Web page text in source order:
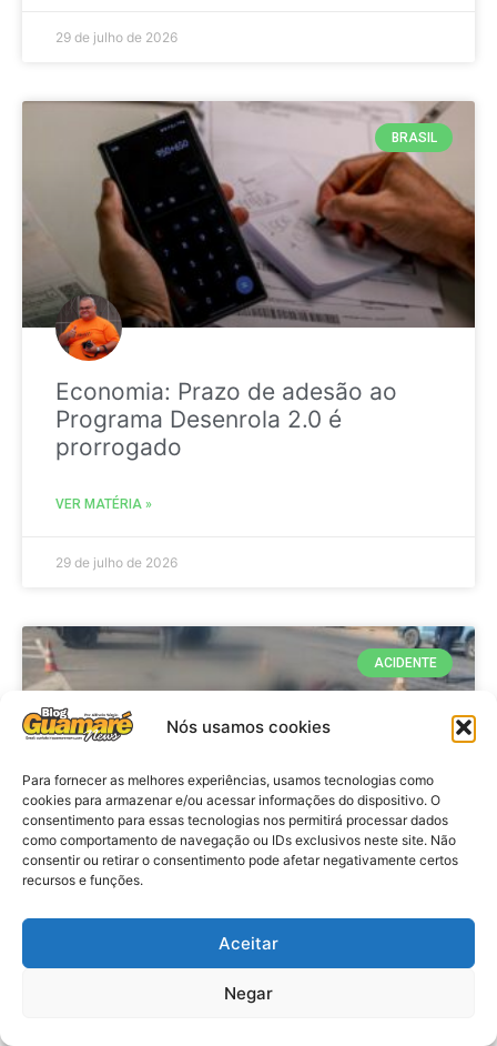
Nós usamos cookies
Para fornecer as melhores experiências, usamos tecnologias como
cookies para armazenar e/ou acessar informações do dispositivo. O
consentimento para essas tecnologias nos permitirá processar dados
como comportamento de navegação ou IDs exclusivos neste site. Não
consentir ou retirar o consentimento pode afetar negativamente certos
recursos e funções.
Aceitar
Negar
29 de julho de 2026
BRASIL
Economia: Prazo de adesão ao
Programa Desenrola 2.0 é
prorrogado
VER MATÉRIA »
29 de julho de 2026
ACIDENTE
Acidente: A caminho do trabalho
professora se envolve em
acidente e vai a obito na RN 118
no Alto do Rodrigues, RN